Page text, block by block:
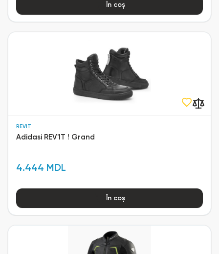
În coș
REVIT
Adidasi REV'IT ! Grand
4.444 MDL
În coș